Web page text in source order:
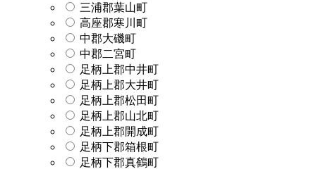
三浦郡葉山町
高座郡寒川町
中郡大磯町
中郡二宮町
足柄上郡中井町
足柄上郡大井町
足柄上郡松田町
足柄上郡山北町
足柄上郡開成町
足柄下郡箱根町
足柄下郡真鶴町